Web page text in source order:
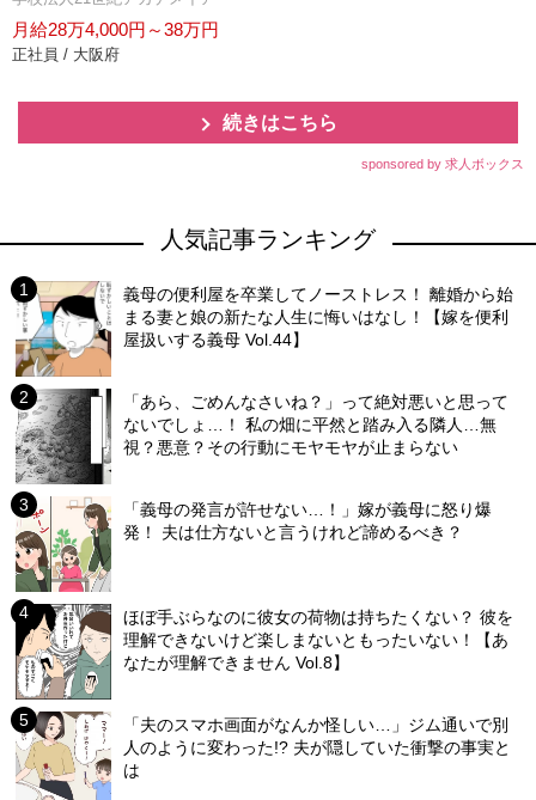
月給28万4,000円～38万円
正社員 / 大阪府
続きはこちら
sponsored by 求人ボックス
人気記事ランキング
義母の便利屋を卒業してノーストレス！ 離婚から始
まる妻と娘の新たな人生に悔いはなし！【嫁を便利
屋扱いする義母 Vol.44】
「あら、ごめんなさいね？」って絶対悪いと思って
ないでしょ…！ 私の畑に平然と踏み入る隣人…無
視？悪意？その行動にモヤモヤが止まらない
「義母の発言が許せない…！」嫁が義母に怒り爆
発！ 夫は仕方ないと言うけれど諦めるべき？
ほぼ手ぶらなのに彼女の荷物は持ちたくない？ 彼を
理解できないけど楽しまないともったいない！【あ
なたが理解できません Vol.8】
「夫のスマホ画面がなんか怪しい…」ジム通いで別
人のように変わった!? 夫が隠していた衝撃の事実と
は